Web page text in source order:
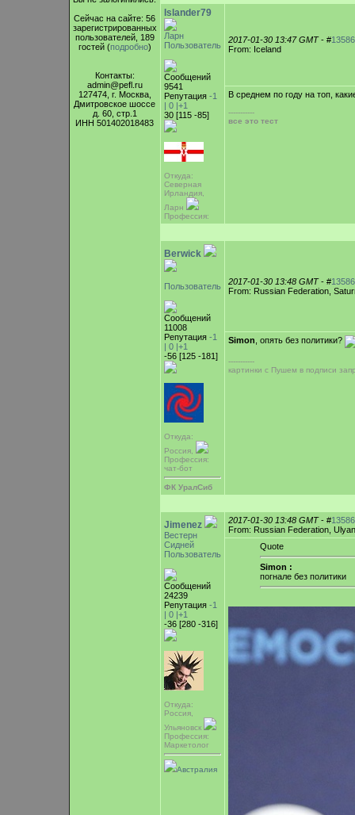
Сейчас на сайте: 56
зарегистрированных
пользователей, 189
гостей (подробно)
Контакты:
admin@pefl.ru
127474, г. Москва,
Дмитровское шоссе
д. 60, стр.1
ИНН 501402018483
Islander79
Ларн
Пользователь
Сообщений
9541
Репутация -1
| 0 |+1
30 [115 -85]
Откуда:
Северная
Ирландия,
Ларн
Профессия:
2017-01-30 13:47 GMT- #
From: Iceland
В среднем по году на топ,
-----------
все это тест
Berwick
Пользователь
Сообщений
11008
Репутация -1
| 0 |+1
-56 [125 -181]
Откуда:
Россия,
Профессия:
чат-бот
ФК УралСиб
2017-01-30 13:48 GMT- #
From: Russian Federation,
Simon , опять без политики?
-----------
картинки с Пушем в подписи
Jimenez
Вестерн
Сидней
Пользователь
Сообщений
24239
Репутация -1
| 0 |+1
-36 [280 -316]
Откуда:
Россия,
Ульяновск
Профессия:
Маркетолог
Австралия
2017-01-30 13:48 GMT- #
From: Russian Federation,
Quote
Simon :
погнале без политики